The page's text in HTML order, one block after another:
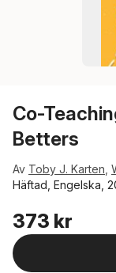
Co-
Betters
Av Toby J. Karten
Häftad, Engelska,
373 kr